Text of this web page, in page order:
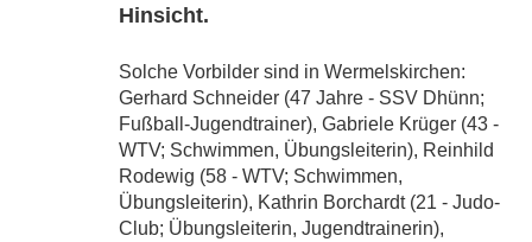
Hinsicht.
Solche Vorbilder sind in Wermelskirchen:
Gerhard Schneider (47 Jahre - SSV Dhünn;
Fußball-Jugendtrainer), Gabriele Krüger (43 -
WTV; Schwimmen, Übungsleiterin), Reinhild
Rodewig (58 - WTV; Schwimmen,
Übungsleiterin), Kathrin Borchardt (21 - Judo-
Club; Übungsleiterin, Jugendtrainerin),